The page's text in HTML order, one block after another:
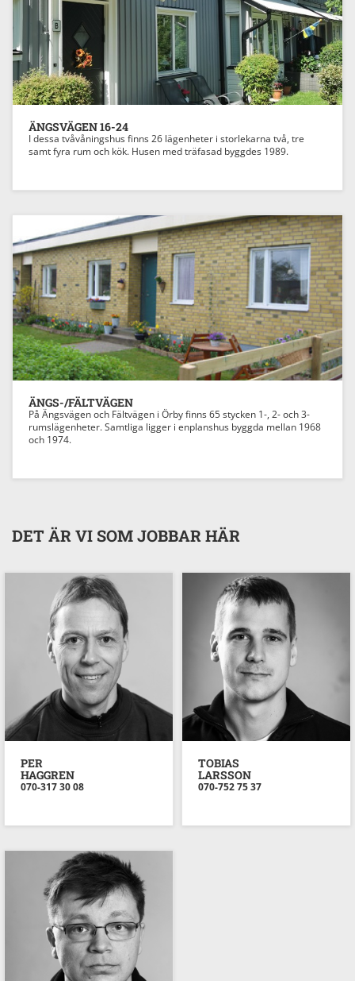
Next
ÄNGSVÄGEN 16-24
I dessa tvåvåningshus finns 26 lägenheter i storlekarna två, tre
samt fyra rum och kök. Husen med träfasad byggdes 1989.
Previous Next
ÄNGS-/FÄLTVÄGEN
På Ängsvägen och Fältvägen i Örby finns 65 stycken 1-, 2- och 3-
rumslägenheter. Samtliga ligger i enplanshus byggda mellan 1968
och 1974.
DET ÄR VI SOM JOBBAR HÄR
PER
HAGGREN
070-317 30 08
TOBIAS
LARSSON
070-752 75 37